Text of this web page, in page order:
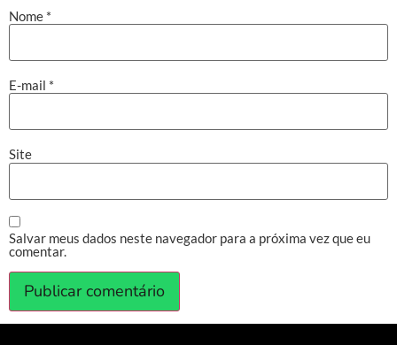
Nome *
E-mail *
Site
Salvar meus dados neste navegador para a próxima vez que eu
comentar.